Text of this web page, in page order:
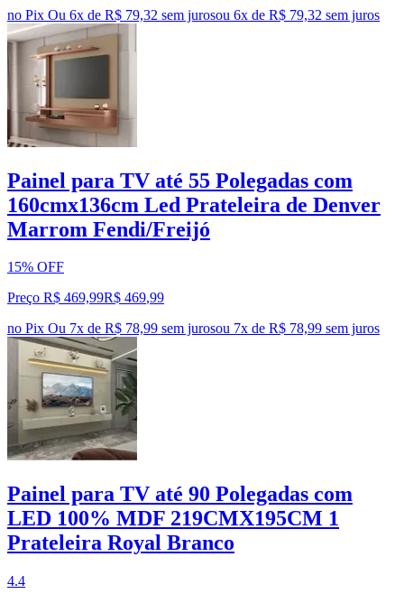
no Pix Ou 6x de R$ 79,32 sem jurosou 6x de R$ 79,32 sem juros
Painel para TV até 55 Polegadas com
160cmx136cm Led Prateleira de Denver
Marrom Fendi/Freijó
15% OFF
Preço R$ 469,99R$ 469,99
no Pix Ou 7x de R$ 78,99 sem jurosou 7x de R$ 78,99 sem juros
Painel para TV até 90 Polegadas com
LED 100% MDF 219CMX195CM 1
Prateleira Royal Branco
4.4